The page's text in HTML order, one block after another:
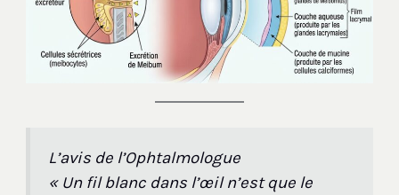
L’avis de l’Ophtalmologue
« Un fil blanc dans l’œil n’est que le